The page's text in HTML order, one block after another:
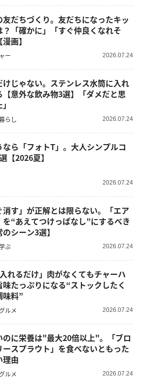
友だちづくり。友だちになったキッ
？「確かに」「すぐ仲良くなれそ
画】
ー 2026.07.24
けじゃない。ステンレス水筒に入れ
【意外な飲み物3選】「ダメだと思
らし 2026.07.24
なら「フォトT」。大人シンプルコ
【2026夏】
2026.07.24
消す」が正解とは限らない。「エア
を“あえてつけっぱなし”にするべき
のシーン3選】
ぶ 2026.07.24
入れるだけ」肉がなくてもチャーハ
味たっぷりになる“ストックしたく
味料”
ルメ 2026.07.24
のに栄養は"最大20倍以上"。「ブロ
ースプラウト」を食べないともった
理由
ルメ 2026.07.24